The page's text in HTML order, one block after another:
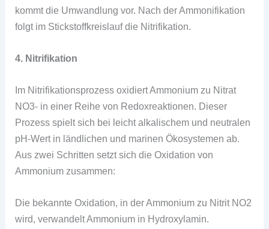
kommt die Umwandlung vor. Nach der Ammonifikation
folgt im Stickstoffkreislauf die Nitrifikation.
4. Nitrifikation
Im Nitrifikationsprozess oxidiert Ammonium zu Nitrat
NO3- in einer Reihe von Redoxreaktionen. Dieser
Prozess spielt sich bei leicht alkalischem und neutralen
pH-Wert in ländlichen und marinen Ökosystemen ab.
Aus zwei Schritten setzt sich die Oxidation von
Ammonium zusammen:
Die bekannte Oxidation, in der Ammonium zu Nitrit NO2
wird, verwandelt Ammonium in Hydroxylamin.